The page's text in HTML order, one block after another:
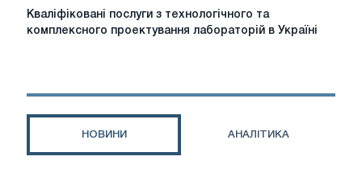
Кваліфіковані
комплексного
Кваліфіковані послуги з технологічного та
комплексного проектування лабораторій в Україні
НОВИНИ АНАЛІТИКА